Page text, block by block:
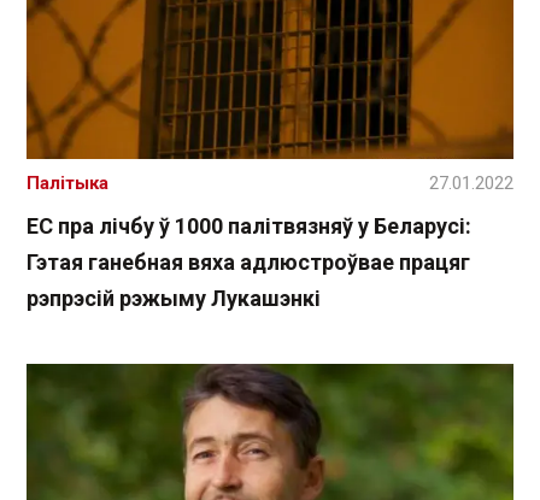
ЕС пра лічбу ў 1000 палітвязняў у Беларусі:
Гэтая ганебная вяха адлюстроўвае працяг
рэпрэсій рэжыму Лукашэнкі
Палітыка 27.01.2022